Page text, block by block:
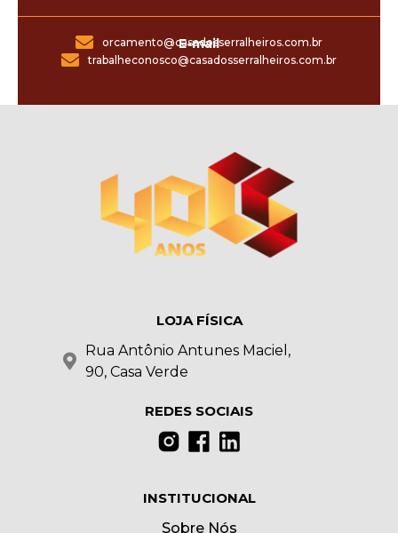
E-mail
orcamento@casadosserralheiros.com.br
trabalheconosco@casadosserralheiros.com.br
LOJA FÍSICA
Rua Antônio Antunes Maciel,
90, Casa Verde
REDES SOCIAIS
INSTITUCIONAL
Sobre Nós